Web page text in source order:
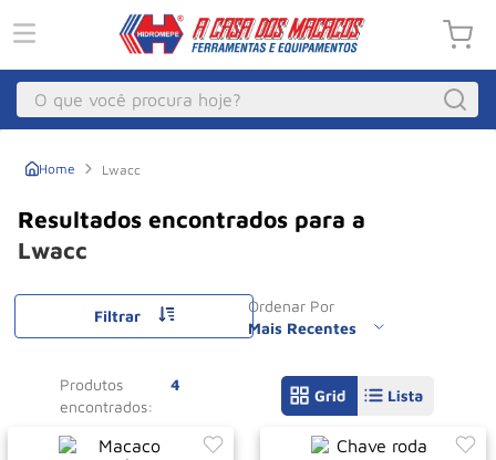
O que você procura hoje?
Lwacc
Lwacc
Ordenar Por
Mais Recentes
Filtrar
4
Produtos
1 º Macacos
Guincho
Macaco
Talha